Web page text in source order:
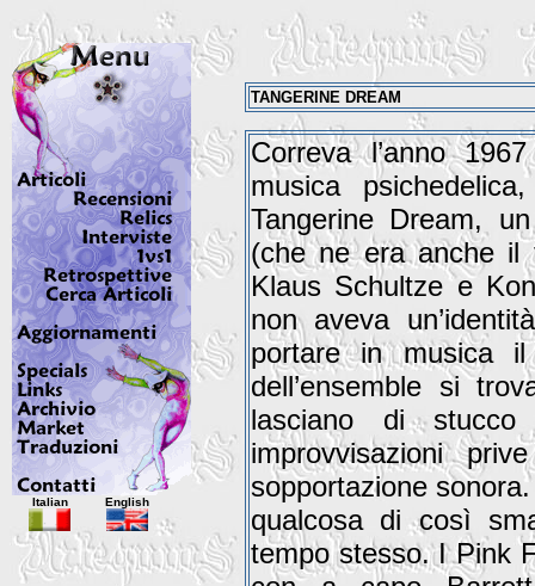
TANGERINE DREAM
Correva l’anno
musica
Tangerine Dream,
(che ne era anche il
Klaus Schultze e
non aveva
portare in musica
dell’ensemble si
lasciano di stucco
improvvisazioni
sopportazione
qualcosa di così
tempo stesso. I Pink
English